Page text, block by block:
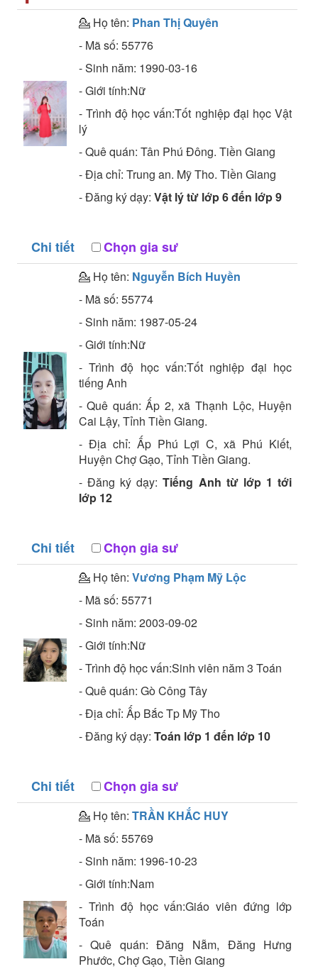
💁 Họ tên: Phan Thị Quyên
- Mã số: 55776
- Sinh năm: 1990-03-16
- Giới tính:Nữ
- Trình độ học vấn:Tốt nghiệp đại học Vật
lý
- Quê quán: Tân Phú Đông. Tiền Giang
- Địa chỉ: Trung an. Mỹ Tho. Tiền Giang
- Đăng ký dạy: Vật lý từ lớp 6 đến lớp 9
Chi tiết Chọn gia sư
💁 Họ tên: Nguyễn Bích Huyền
- Mã số: 55774
- Sinh năm: 1987-05-24
- Giới tính:Nữ
- Trình độ học vấn:Tốt nghiệp đại học
tiếng Anh
- Quê quán:Ấp 2, xã Thạnh Lộc, Huyện
Cai Lậy, Tỉnh Tiền Giang.
- Địa chỉ: Ấp Phú Lợi C, xã Phú Kiết,
Huyện Chợ Gạo, Tỉnh Tiền Giang.
- Đăng ký dạy:Tiếng Anh từ lớp 1 tới
lớp 12
Chi tiết Chọn gia sư
💁 Họ tên: Vương Phạm Mỹ Lộc
- Mã số: 55771
- Sinh năm: 2003-09-02
- Giới tính:Nữ
- Trình độ học vấn:Sinh viên năm 3 Toán
- Quê quán: Gò Công Tây
- Địa chỉ: Ấp Bắc Tp Mỹ Tho
- Đăng ký dạy: Toán lớp 1 đến lớp 10
Chi tiết Chọn gia sư
💁 Họ tên: TRẦN KHẮC HUY
- Mã số: 55769
- Sinh năm: 1996-10-23
- Giới tính:Nam
- Trình độ học vấn:Giáo viên đứng lớp
Toán
- Quê quán:Đăng Nẵm, Đăng Hưng
Phước, Chợ Gạo, Tiền Giang